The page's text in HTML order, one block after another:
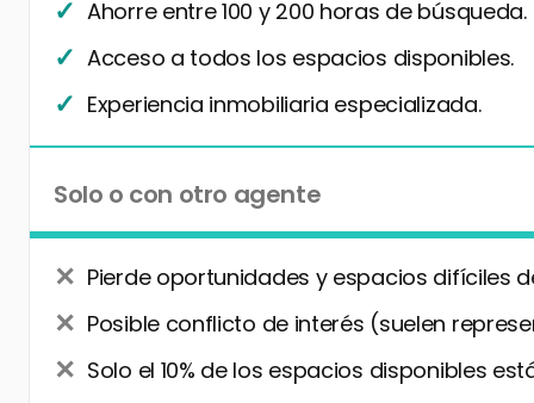
Ahorre entre 100 y 200 horas de búsqueda.
Acceso a todos los espacios disponibles.
Experiencia inmobiliaria especializada.
Solo o con otro agente
Pierde oportunidades y espacios difíciles
Posible conflicto de interés (suelen
Solo el 10% de los espacios disponibles